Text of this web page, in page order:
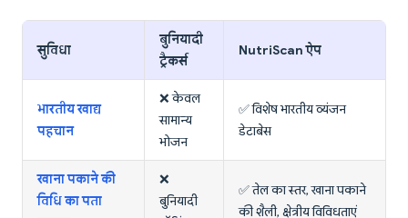
सुविधा
बुनियादी
ट्रैकर्स
NutriScan ऐप
भारतीय खाद्य
पहचान
❌ केवल
सामान्य
भोजन
✅ विशेष भारतीय व्यंजन
डेटाबेस
खाना पकाने की
विधि का पता
❌
बुनियादी
✅ तेल का स्तर, खाना पकाने
की शैली, क्षेत्रीय विविधताएं